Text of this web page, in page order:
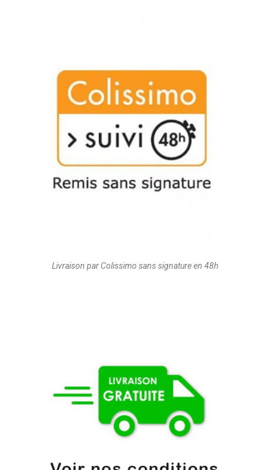
Livraison par Colissimo sans signature en 48h